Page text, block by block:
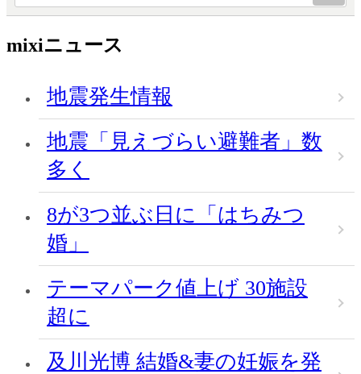
mixiニュース
地震発生情報
地震「見えづらい避難者」数
多く
8が3つ並ぶ日に「はちみつ
婚」
テーマパーク値上げ 30施設
超に
及川光博 結婚&妻の妊娠を発